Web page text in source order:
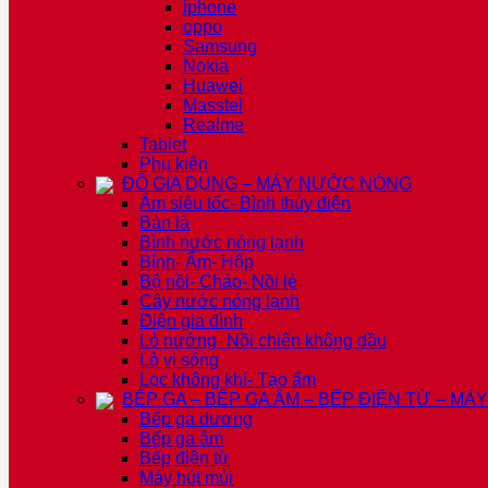
iphone
oppo
Samsung
Nokia
Huawei
Masstel
Realme
Tablet
Phụ kiện
ĐỒ GIA DỤNG – MÁY NƯỚC NÓNG
Ấm siêu tốc- Bình thủy điện
Bàn là
Bình nước nóng lạnh
Bình- Ấm- Hộp
Bộ nồi- Chảo- Nồi lẻ
Cây nước nóng lạnh
Điện gia đình
Lò nướng- Nồi chiên không dầu
Lò vi sóng
Lọc không khí- Tạo ẩm
BẾP GA – BẾP GA ÂM – BẾP ĐIỆN TỪ – MÁY
Bếp ga dương
Bếp ga âm
Bếp điện từ
Máy hút mùi